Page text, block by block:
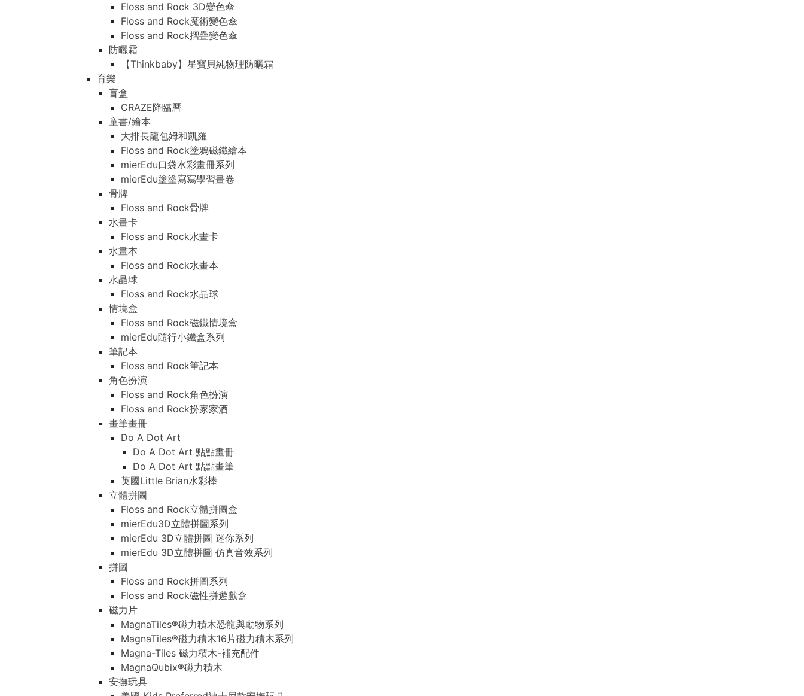
Floss and Rock 3D變色傘
Floss and Rock魔術變色傘
Floss and Rock摺疊變色傘
防曬霜
【Thinkbaby】星寶貝純物理防曬霜
育樂
盲盒
CRAZE降臨曆
童書/繪本
大排長龍包姆和凱羅
Floss and Rock塗鴉磁鐵繪本
mierEdu口袋水彩畫冊系列
mierEdu塗塗寫寫學習畫卷
骨牌
Floss and Rock骨牌
水畫卡
Floss and Rock水畫卡
水畫本
Floss and Rock水畫本
水晶球
Floss and Rock水晶球
情境盒
Floss and Rock磁鐵情境盒
mierEdu隨行小鐵盒系列
筆記本
Floss and Rock筆記本
角色扮演
Floss and Rock角色扮演
Floss and Rock扮家家酒
畫筆畫冊
Do A Dot Art
Do A Dot Art 點點畫冊
Do A Dot Art 點點畫筆
英國Little Brian水彩棒
立體拼圖
Floss and Rock立體拼圖盒
mierEdu3D立體拼圖系列
mierEdu 3D立體拼圖 迷你系列
mierEdu 3D立體拼圖 仿真音效系列
拼圖
Floss and Rock拼圖系列
Floss and Rock磁性拼遊戲盒
磁力片
MagnaTiles®磁力積木恐龍與動物系列
MagnaTiles®磁力積木16片磁力積木系列
Magna-Tiles 磁力積木-補充配件
MagnaQubix®磁力積木
安撫玩具